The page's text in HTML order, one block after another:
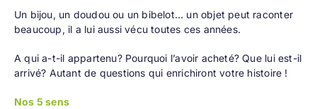
Un bijou, un doudou ou un bibelot… un objet peut raconter
beaucoup, il a lui aussi vécu toutes ces années.
A qui a-t-il appartenu? Pourquoi l’avoir acheté? Que lui est-il
arrivé? Autant de questions qui enrichiront votre histoire !
Nos 5 sens